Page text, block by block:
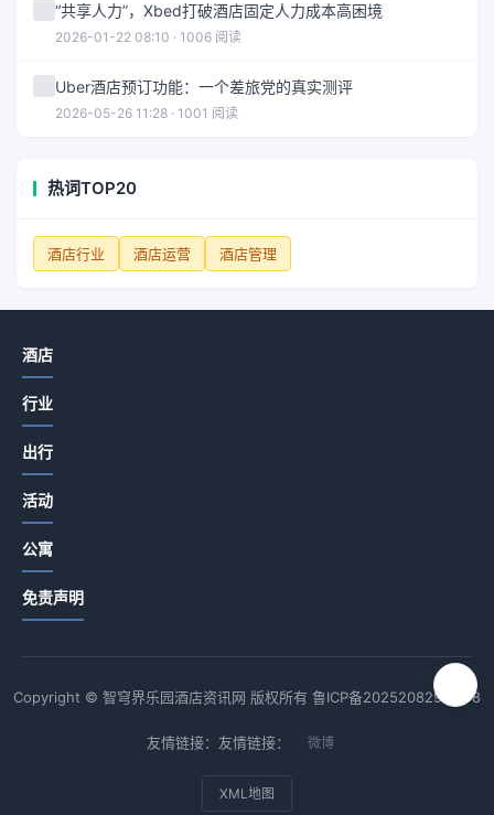
“共享人力”，Xbed打破酒店固定人力成本高困境
2026-01-22 08:10 · 1006 阅读
Uber酒店预订功能：一个差旅党的真实测评
2026-05-26 11:28 · 1001 阅读
热词TOP20
酒店行业 酒店运营 酒店管理
酒店
行业
出行
活动
公寓
免责声明
Copyright © 智穹界乐园酒店资讯网 版权所有 鲁ICP备2025208294号-8
友情链接：友情链接： 微博
XML地图